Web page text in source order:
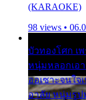
(KARAOKE)
98 views •
บัวทองโศก เ
หนุ่มหลอกเอ
ออเซาะจนใจ
อาลัย หนุ่มรูป